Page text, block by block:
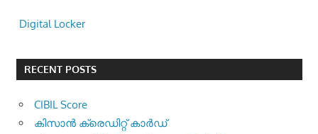
Digital Locker
RECENT POSTS
CIBIL Score
കിസാന്‍ ക്രെ‍ഡിറ്റ് കാര്‍ഡ്